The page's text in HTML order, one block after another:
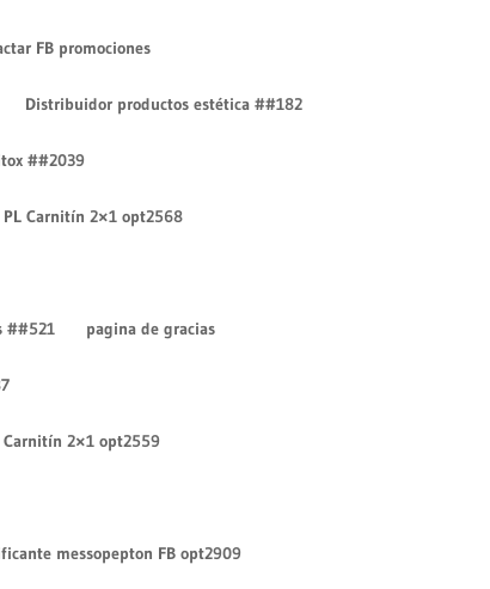
FB promociones
Distribuidor productos estética ##182
##2039
PL Carnitín 2×1 opt2568
##521 pagina de gracias
Carnitín 2×1 opt2559
messopepton FB opt2909
¡Hola mundo!
Un comentarista de
WordPressen¡Hola mundo!